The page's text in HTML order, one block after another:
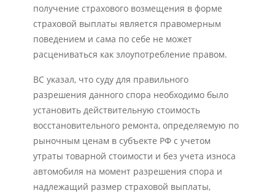
получение страхового возмещения в форме
страховой выплаты является правомерным
поведением и сама по себе не может
расцениваться как злоупотребление правом.
ВС указал, что суду для правильного
разрешения данного спора необходимо было
установить действительную стоимость
восстановительного ремонта, определяемую по
рыночным ценам в субъекте РФ с учетом
утраты товарной стоимости и без учета износа
автомобиля на момент разрешения спора и
надлежащий размер страховой выплаты,